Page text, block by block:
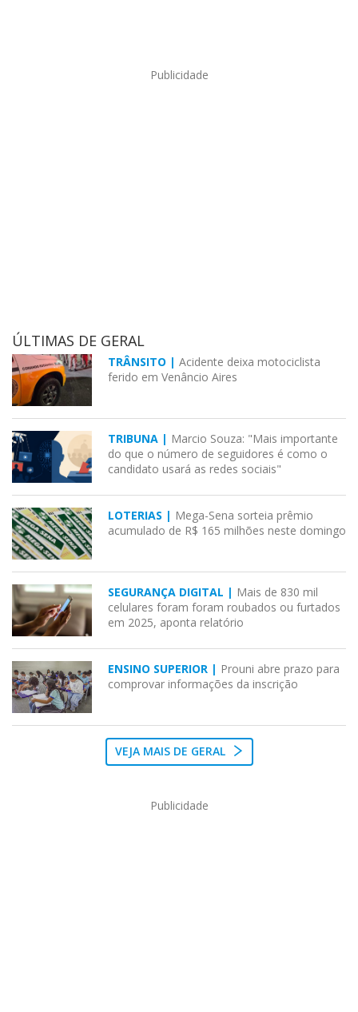
Publicidade
ÚLTIMAS DE GERAL
TRÂNSITO | Acidente deixa motociclista
ferido em Venâncio Aires
TRIBUNA | Marcio Souza: "Mais importante
do que o número de seguidores é como o
candidato usará as redes sociais"
LOTERIAS | Mega-Sena sorteia prêmio
acumulado de R$ 165 milhões neste domingo
SEGURANÇA DIGITAL | Mais de 830 mil
celulares foram foram roubados ou furtados
em 2025, aponta relatório
ENSINO SUPERIOR | Prouni abre prazo para
comprovar informações da inscrição
VEJA MAIS DE GERAL
Publicidade